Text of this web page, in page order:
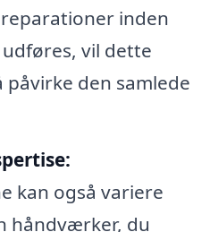
inden
vil dette
den samlede
kan også variere
håndværker, du